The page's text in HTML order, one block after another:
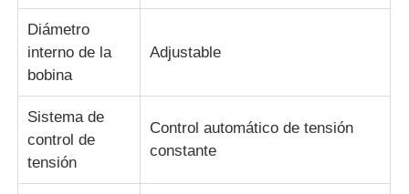
máquina de cableado
Máquina de torsión de pares
alambre que pone la máquina
Diámetro
interno de la
bobina
Adjustable
Sistema de
control de
tensión
Control automático de tensión
constante